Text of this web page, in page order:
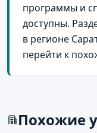
программы и
доступны.
в регионе
перейти к
Похожие